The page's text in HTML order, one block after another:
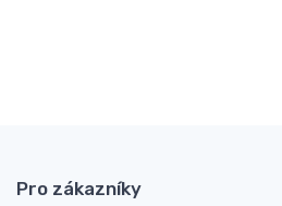
Pro zákazníky